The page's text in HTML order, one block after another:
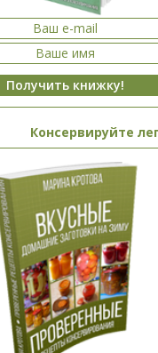
Консервируйте